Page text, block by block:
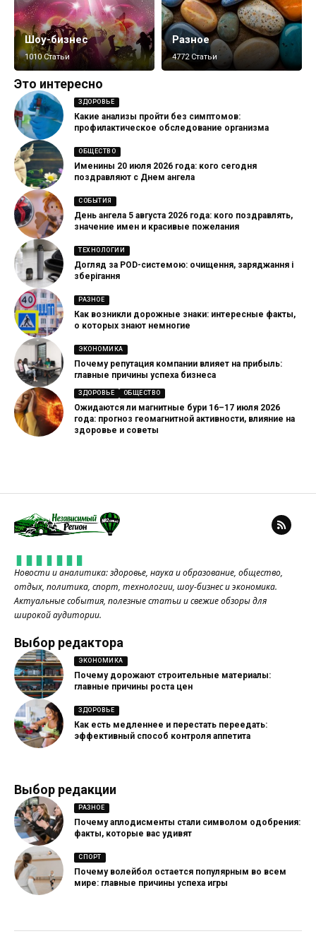
Шоу-бизнес
1010 Статьи
Разное
4772 Статьи
Это интересно
ЗДОРОВЬЕ
Какие анализы пройти без симптомов:
профилактическое обследование организма
ОБЩЕСТВО
Именины 20 июля 2026 года: кого сегодня
поздравляют с Днем ангела
СОБЫТИЯ
День ангела 5 августа 2026 года: кого поздравлять,
значение имен и красивые пожелания
ТЕХНОЛОГИИ
Догляд за POD-системою: очищення, заряджання і
зберігання
РАЗНОЕ
Как возникли дорожные знаки: интересные факты,
о которых знают немногие
ЭКОНОМИКА
Почему репутация компании влияет на прибыль:
главные причины успеха бизнеса
ЗДОРОВЬЕ ОБЩЕСТВО
Ожидаются ли магнитные бури 16–17 июля 2026
года: прогноз геомагнитной активности, влияние на
здоровье и советы
Новости и аналитика: здоровье, наука и образование, общество,
отдых, политика, спорт, технологии, шоу-бизнес и экономика.
Актуальные события, полезные статьи и свежие обзоры для
широкой аудитории.
Выбор редактора
ЭКОНОМИКА
Почему дорожают строительные материалы:
главные причины роста цен
ЗДОРОВЬЕ
Как есть медленнее и перестать переедать:
эффективный способ контроля аппетита
Выбор редакции
РАЗНОЕ
Почему аплодисменты стали символом одобрения:
факты, которые вас удивят
СПОРТ
Почему волейбол остается популярным во всем
мире: главные причины успеха игры